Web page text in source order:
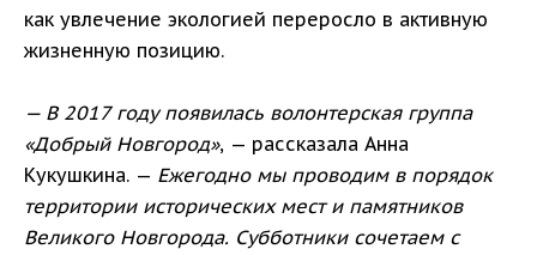
как увлечение экологией переросло в активную
жизненную позицию.
— В 2017 году появилась волонтерская группа
«Добрый Новгород», — рассказала Анна
Кукушкина. — Ежегодно мы проводим в порядок
территории исторических мест и памятников
Великого Новгорода. Субботники сочетаем с